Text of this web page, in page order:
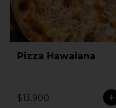
Pizza Hawaiana
$13.900